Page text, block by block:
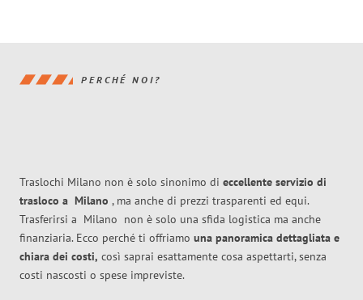
PERCHÉ NOI?
Traslochi Milano non è solo sinonimo di eccellente servizio di
trasloco a Milano , ma anche di prezzi trasparenti ed equi.
Trasferirsi a Milano non è solo una sfida logistica ma anche
finanziaria. Ecco perché ti offriamo una panoramica dettagliata e
chiara dei costi, così saprai esattamente cosa aspettarti, senza
costi nascosti o spese impreviste.